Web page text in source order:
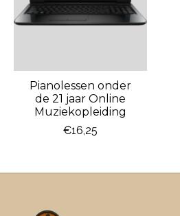
Pianolessen onder
de 21 jaar Online
Muziekopleiding
€16,25